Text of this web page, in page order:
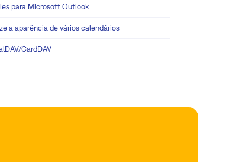
para Microsoft Outlook
a aparência de vários calendários
CardDAV